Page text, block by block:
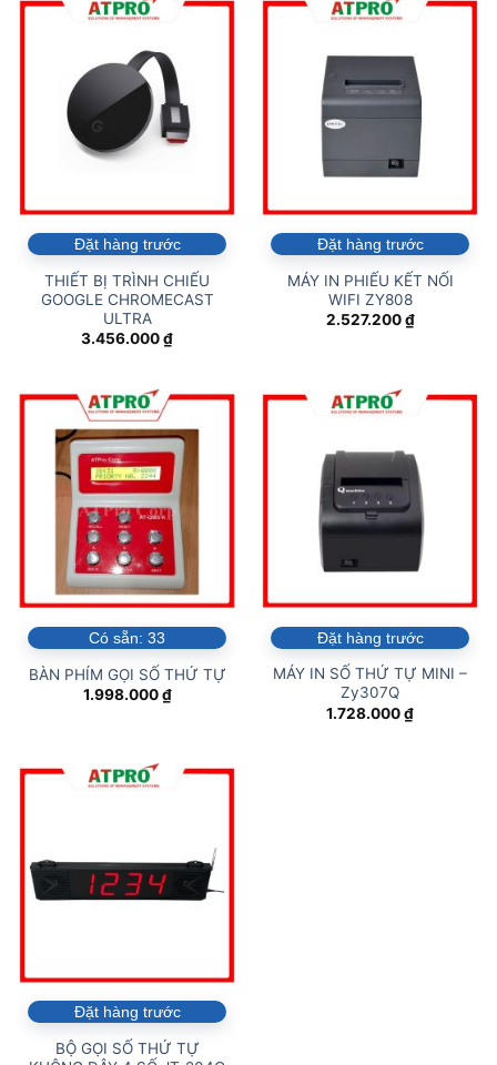
Đặt hàng trước
THIẾT BỊ TRÌNH CHIẾU
GOOGLE CHROMECAST
ULTRA
3.456.000₫
Đặt hàng trước
MÁY IN PHIẾU KẾT NỐI
WIFI ZY808
2.527.200₫
Có sẵn: 33
BÀN PHÍM GỌI SỐ THỨ TỰ
1.998.000₫
Đặt hàng trước
MÁY IN SỐ THỨ TỰ MINI –
Zy307Q
1.728.000₫
Đặt hàng trước
BỘ GỌI SỐ THỨ TỰ